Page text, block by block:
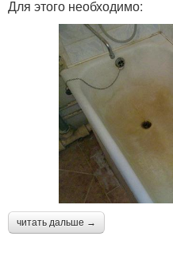
Для этого необходимо:
читать дальше →